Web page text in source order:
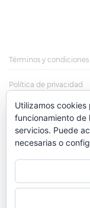
Términos y condiciones
Política de privacidad
Política de cookies
Más información sobre
Utilizamos
funcionamiento de
servicios. Puede
necesarias o